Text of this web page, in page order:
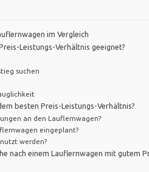
im Vergleich
Leistungs-Verhältnis geeignet?
suchen
besten Preis-Leistungs-Verhältnis?
an den Lauflernwagen?
eingeplant?
werden?
nach einem Lauflernwagen mit gutem